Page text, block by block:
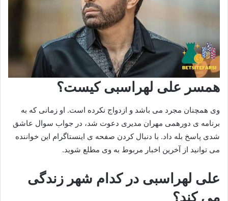
همسر علی لهراسبی کیست؟
وی همچنان مجرد می باشد و ازدواج نکرده است. او زمانی که به
برنامه ی دورهمی مهران مدیری دعوت شد، در جواب سوال عاشق
شدی پاسخ بله داد. با دنبال کردن صفحه ی اینستاگرام این خواننده
می توانید از آخرین اخبار مربوط به وی مطلع شوید.
علی لهراسبی در کدام شهر زندگی
می کند؟